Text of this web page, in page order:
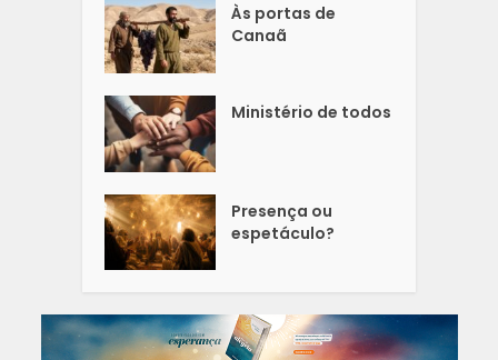
Às portas de
Canaã
Ministério de todos
Presença ou
espetáculo?